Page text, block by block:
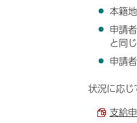
本籍
申請
と同
申請
状況に応じ
支給